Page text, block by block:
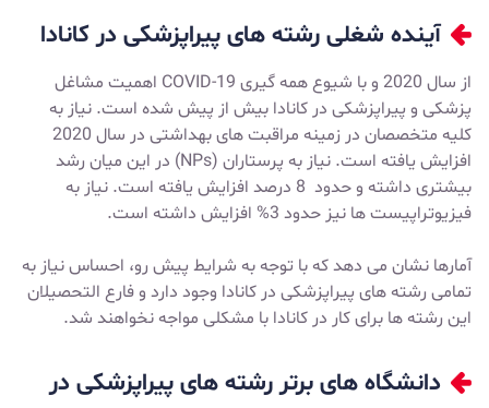
آینده شغلی رشته های پیراپزشکی در کانادا
از سال 2020 و با شیوع همه گیری COVID-19 اهمیت مشاغل
پزشکی و پیراپزشکی در کانادا بیش از پیش شده است. نیاز به
کلیه متخصصان در زمینه مراقبت های بهداشتی در سال 2020
افزایش یافته است. نیاز به پرستاران (NPs) در این میان رشد
بیشتری داشته و حدود 8 درصد افزایش یافته است. نیاز به
فیزیوتراپیست ها نیز حدود 3% افزایش داشته است.
آمارها نشان می دهد که با توجه به شرایط پیش رو، احساس نیاز به
تمامی رشته های پیراپزشکی در کانادا وجود دارد و فارع التحصیلان
این رشته ها برای کار در کانادا با مشکلی مواجه نخواهند شد.
دانشگاه های برتر رشته های پیراپزشکی در